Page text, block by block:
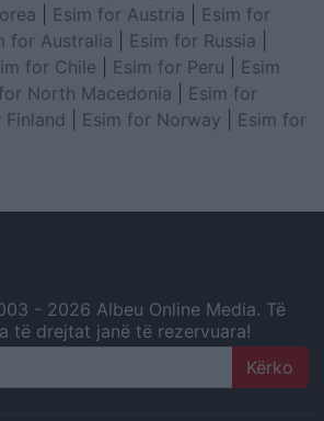
Esim for Austria
Esim for
for Australia Esim for Russia
for Chile Esim for Peru
Esim
North Macedonia
Esim for
Finland Esim for Norway
Esim for
- 2026 Albeu Online Media. Të
të drejtat janë të rezervuara!